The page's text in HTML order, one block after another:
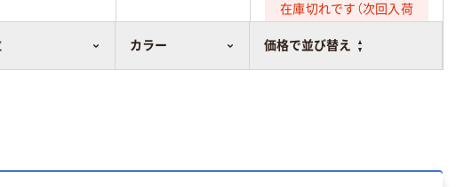
カラー 価格で並び替え
在庫切れです（次回入荷